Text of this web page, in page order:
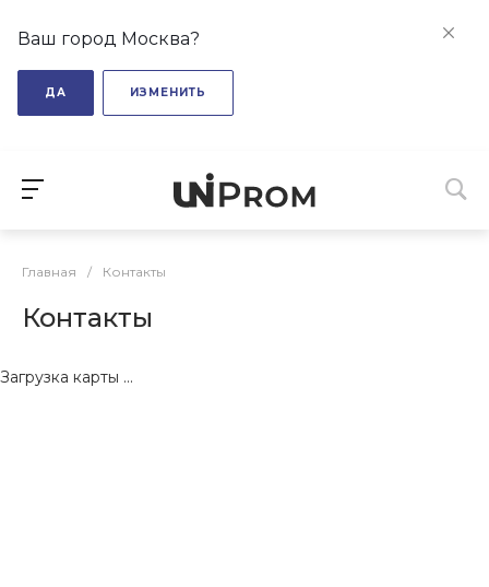
Ваш город Москва?
ДА ИЗМЕНИТЬ
Главная / Контакты
Контакты
Загрузка карты ...